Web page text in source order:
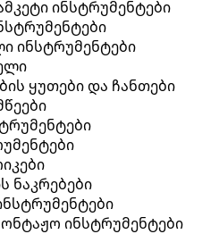
ინსტრუმენტები
ინსტრუმენტები
ყუთები და ჩანთები
ნაკრებები
ინსტრუმენტები